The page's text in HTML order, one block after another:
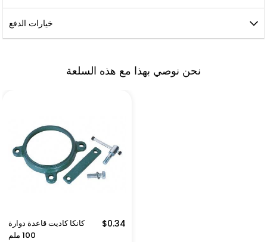
خيارات الدفع
نحن نوصي بهذا مع هذه السلعة
كانكا كاديت قاعدة دوارة
100 ملم
$0.34